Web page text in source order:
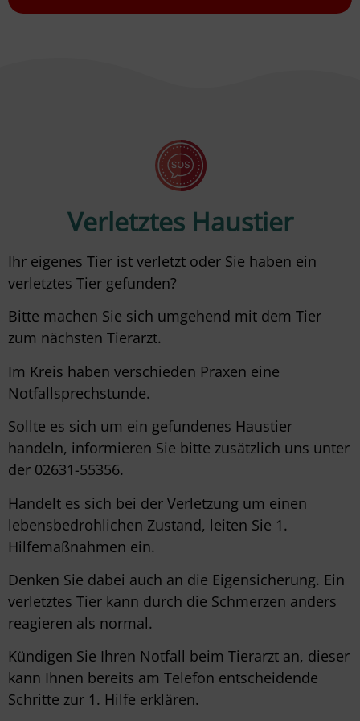
Verletztes Haustier
Ihr eigenes Tier ist verletzt oder Sie haben ein
verletztes Tier gefunden?
Bitte machen Sie sich umgehend mit dem Tier
zum nächsten Tierarzt.
Im Kreis haben verschieden Praxen eine
Notfallsprechstunde.
Sollte es sich um ein gefundenes Haustier
handeln, informieren Sie bitte zusätzlich uns unter
der 02631-55356.
Handelt es sich bei der Verletzung um einen
lebensbedrohlichen Zustand, leiten Sie 1.
Hilfemaßnahmen ein.
Denken Sie dabei auch an die Eigensicherung. Ein
verletztes Tier kann durch die Schmerzen anders
reagieren als normal.
Kündigen Sie Ihren Notfall beim Tierarzt an, dieser
kann Ihnen bereits am Telefon entscheidende
Schritte zur 1. Hilfe erklären.